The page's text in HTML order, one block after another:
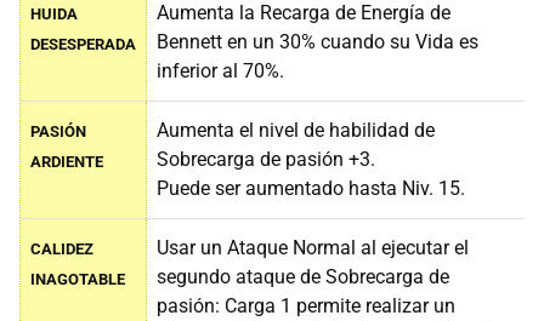
HUIDA
DESESPERADA
Aumenta la Recarga de Energía de
Bennett en un 30% cuando su Vida es
inferior al 70%.
PASIÓN
ARDIENTE
Aumenta el nivel de habilidad de
Sobrecarga de pasión +3.
Puede ser aumentado hasta Niv. 15.
CALIDEZ
INAGOTABLE
Usar un Ataque Normal al ejecutar el
segundo ataque de Sobrecarga de
pasión: Carga 1 permite realizar un